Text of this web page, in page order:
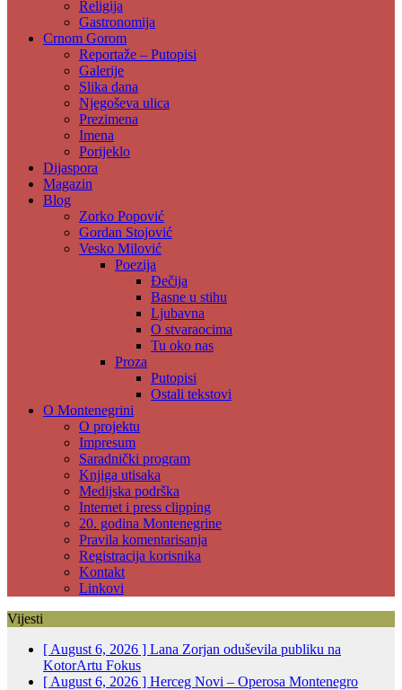
Religija
Gastronomija
Crnom Gorom
Reportaže – Putopisi
Galerije
Slika dana
Njegoševa ulica
Prezimena
Imena
Porijeklo
Dijaspora
Magazin
Blog
Zorko Popović
Gordan Stojović
Vesko Milović
Poezija
Đečija
Basne u stihu
Ljubavna
O stvaraocima
Tu oko nas
Proza
Putopisi
Ostali tekstovi
O Montenegrini
O projektu
Impresum
Saradnički program
Knjiga utisaka
Medijska podrška
Internet i press clipping
20. godina Montenegrine
Pravila komentarisanja
Registracija korisnika
Kontakt
Linkovi
Vijesti
[ August 6, 2026 ] Lana Zorjan oduševila publiku na
KotorArtu Fokus
[ August 6, 2026 ] Herceg Novi – Operosa Montenegro